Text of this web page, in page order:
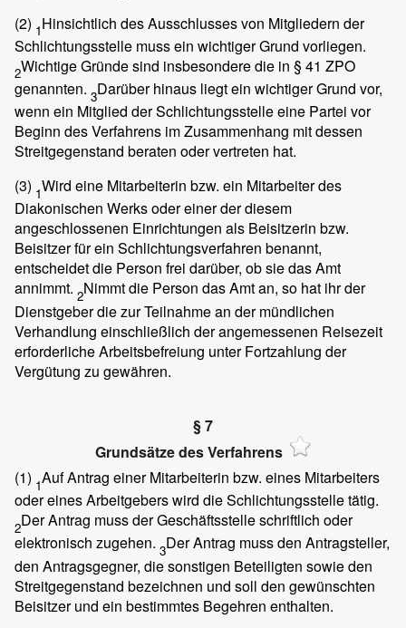
(2) 1Hinsichtlich des Ausschlusses von Mitgliedern der
Schlichtungsstelle muss ein wichtiger Grund vorliegen.
2Wichtige Gründe sind insbesondere die in § 41 ZPO
genannten. 3Darüber hinaus liegt ein wichtiger Grund vor,
wenn ein Mitglied der Schlichtungsstelle eine Partei vor
Beginn des Verfahrens im Zusammenhang mit dessen
Streitgegenstand beraten oder vertreten hat.
(3) 1Wird eine Mitarbeiterin bzw. ein Mitarbeiter des
Diakonischen Werks oder einer der diesem
angeschlossenen Einrichtungen als Beisitzerin bzw.
Beisitzer für ein Schlichtungsverfahren benannt,
entscheidet die Person frei darüber, ob sie das Amt
annimmt. 2Nimmt die Person das Amt an, so hat ihr der
Dienstgeber die zur Teilnahme an der mündlichen
Verhandlung einschließlich der angemessenen Reisezeit
erforderliche Arbeitsbefreiung unter Fortzahlung der
Vergütung zu gewähren.
§ 7
Grundsätze des Verfahrens
(1) 1Auf Antrag einer Mitarbeiterin bzw. eines Mitarbeiters
oder eines Arbeitgebers wird die Schlichtungsstelle tätig.
2Der Antrag muss der Geschäftsstelle schriftlich oder
elektronisch zugehen. 3Der Antrag muss den Antragsteller,
den Antragsgegner, die sonstigen Beteiligten sowie den
Streitgegenstand bezeichnen und soll den gewünschten
Beisitzer und ein bestimmtes Begehren enthalten.